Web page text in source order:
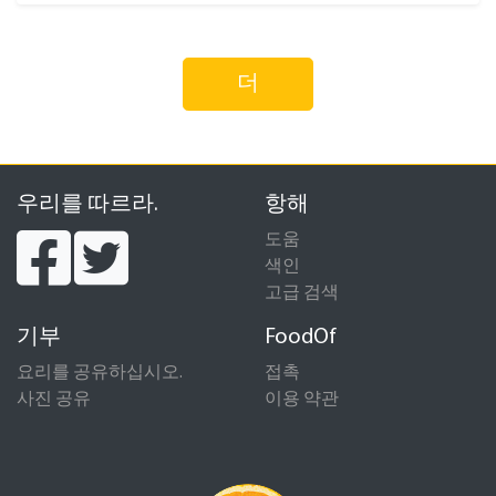
더
우리를 따르라. 항해
도움
색인
고급 검색
기부
요리를 공유하십시오.
사진 공유
FoodOf
접촉
이용 약관